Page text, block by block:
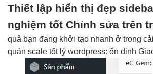
Thiết lập hiển thị đẹp
nghiệm tốt Chỉnh sửa trên
quả bạn đang khởi tạo nhanh ở trong
quản scale tốtlý wordpress: ổn định